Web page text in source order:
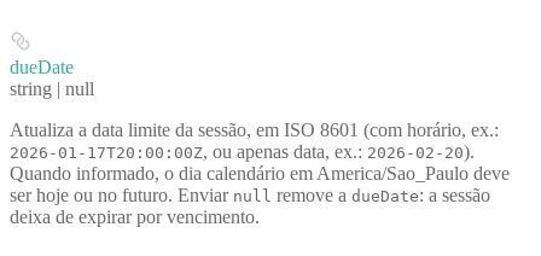
dueDate
string | null
Atualiza a data limite da sessão, em ISO 8601 (com horário, ex.:
2026-01-17T20:00:00Z, ou apenas data, ex.: 2026-02-20).
Quando informado, o dia calendário em America/Sao_Paulo deve
serhoje ou no futuro. Enviar null remove a dueDate: a sessão
deixa de expirar por vencimento.